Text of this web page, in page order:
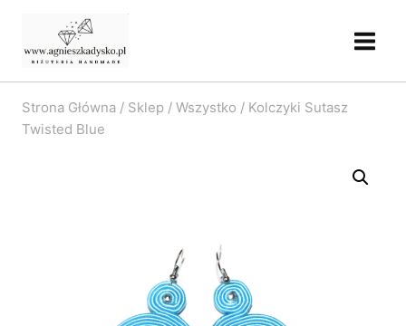
Strona Główna / Sklep / Wszystko / Kolczyki Sutasz
Twisted Blue